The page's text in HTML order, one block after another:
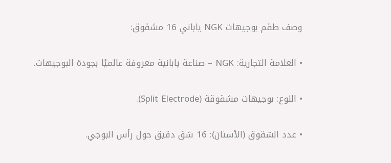
وصف طقم بوجيهات NGK ياباني 16 مشقوق:
• العلامة التجارية: NGK – صناعة يابانية معروفة عالميًا بجودة البوجيهات.
• النوع: بوجيهات مشقوقة (Split Electrode).
• عدد الشقوق (الأسنان): 16 شق دقيق حول رأس البوجي.